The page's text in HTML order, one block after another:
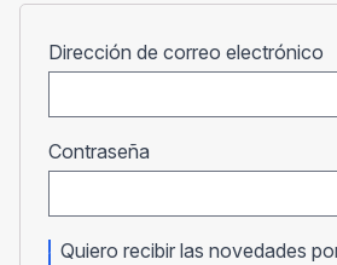
Dirección de correo electrónico
Contraseña
Quiero recibir las novedades